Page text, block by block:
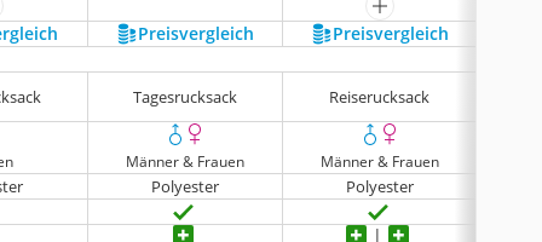
anzeigen
mehr anzeigen
Preis­vergleich Preis­vergleich
Tagesrucksack Reiserucksack
Männer & Frauen Männer & Frauen
Polyester Polyester